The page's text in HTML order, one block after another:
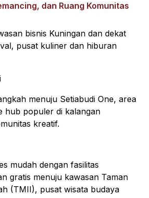
dan Ruang Komunitas
bisnis Kuningan dan dekat
pusat kuliner dan hiburan
menuju Setiabudi One, area
hub populer di kalangan
kreatif.
mudah dengan fasilitas
gratis menuju kawasan Taman
(TMII), pusat wisata budaya